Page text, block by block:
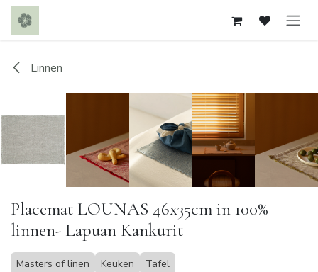
Overslaan naar inhoud
Linnen
Placemat LOUNAS 46x35cm in 100%
linnen- Lapuan Kankurit
Masters of linen Keuken Tafel